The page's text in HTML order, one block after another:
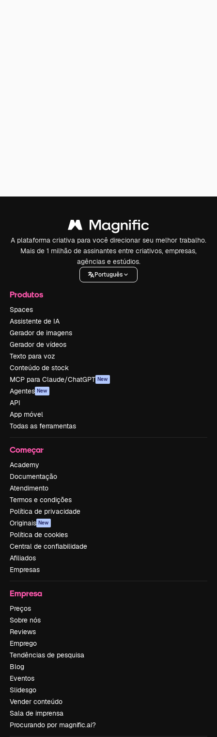
A plataforma criativa para você direcionar seu melhor trabalho.
Mais de 1 milhão de assinantes entre criativos, empresas,
agências e estúdios.
Português
Produtos
Spaces
Assistente de IA
Gerador de imagens
Gerador de vídeos
Texto para voz
Conteúdo de stock
MCP para Claude/ChatGPT New
Agentes New
API
App móvel
Todas as ferramentas
Começar
Academy
Documentação
Atendimento
Termos e condições
Política de privacidade
Originais New
Política de cookies
Central de confiabilidade
Afiliados
Empresas
Empresa
Preços
Sobre nós
Reviews
Emprego
Tendências de pesquisa
Blog
Eventos
Slidesgo
Vender conteúdo
Sala de imprensa
Procurando por magnific.ai?